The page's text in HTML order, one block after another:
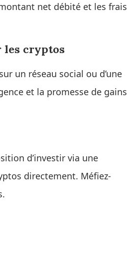
net débité et les frais
les cryptos
un réseau social ou d’une
et la promesse de gains
d’investir via une
directement. Méfiez-